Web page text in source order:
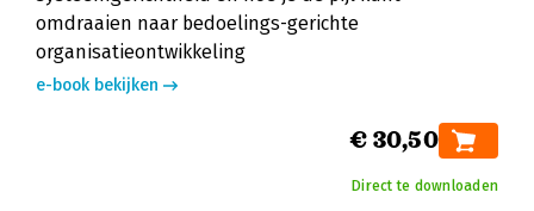
omdraaien naar bedoelings-gerichte
organisatieontwikkeling
e-book bekijken
€ 30,50
Direct te downloaden